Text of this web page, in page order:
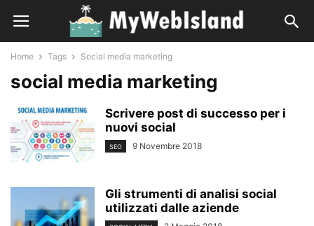
Home Tags Social media marketing
social media marketing
Scrivere post di successo per i
nuovi social
SEO 9 Novembre 2018
Gli strumenti di analisi social
utilizzati dalle aziende